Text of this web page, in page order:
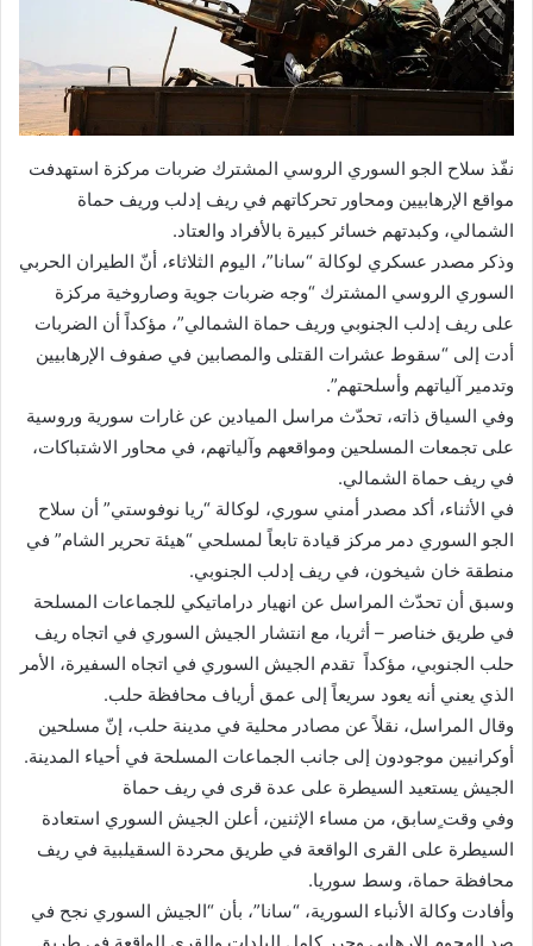
نفّذ سلاح الجو السوري الروسي المشترك ضربات مركزة استهدفت
مواقع الإرهابيين ومحاور تحركاتهم في ريف إدلب وريف حماة
الشمالي، وكبدتهم خسائر كبيرة بالأفراد والعتاد.
وذكر مصدر عسكري لوكالة “سانا”، اليوم الثلاثاء، أنّ الطيران الحربي
السوري الروسي المشترك “وجه ضربات جوية وصاروخية مركزة
على ريف إدلب الجنوبي وريف حماة الشمالي”، مؤكداً أن الضربات
أدت إلى “سقوط عشرات القتلى والمصابين في صفوف الإرهابيين
وتدمير آلياتهم وأسلحتهم”.
وفي السياق ذاته، تحدّث مراسل الميادين عن غارات سورية وروسية
على تجمعات المسلحين ومواقعهم وآلياتهم، في محاور الاشتباكات،
في ريف حماة الشمالي.
في الأثناء، أكد مصدر أمني سوري، لوكالة “ريا نوفوستي” أن سلاح
الجو السوري دمر مركز قيادة تابعاً لمسلحي “هيئة تحرير الشام” في
منطقة خان شيخون، في ريف إدلب الجنوبي.
وسبق أن تحدّث المراسل عن انهيار دراماتيكي للجماعات المسلحة
في طريق خناصر – أثريا، مع انتشار الجيش السوري في اتجاه ريف
حلب الجنوبي، مؤكداً تقدم الجيش السوري في اتجاه السفيرة، الأمر
الذي يعني أنه يعود سريعاً إلى عمق أرياف محافظة حلب.
وقال المراسل، نقلاً عن مصادر محلية في مدينة حلب، إنّ مسلحين
أوكرانيين موجودون إلى جانب الجماعات المسلحة في أحياء المدينة.
الجيش يستعيد السيطرة على عدة قرى في ريف حماة
وفي وقت ٍسابق، من مساء الإثنين، أعلن الجيش السوري استعادة
السيطرة على القرى الواقعة في طريق محردة السقيلبية في ريف
محافظة حماة، وسط سوريا.
وأفادت وكالة الأنباء السورية، “سانا”، بأن “الجيش السوري نجح في